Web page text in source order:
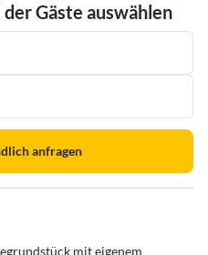
Gäste auswählen
anfragen
mit eigenem